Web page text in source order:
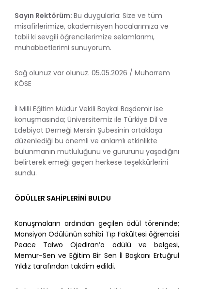
Sayın Rektörüm: Bu duygularla: Size ve tüm
misafirlerimize, akademisyen hocalarımıza ve
tabii ki sevgili öğrencilerimize selamlarımı,
muhabbetlerimi sunuyorum.
Sağ olunuz var olunuz. 05.05.2026 / Muharrem
KÖSE
İl Milli Eğitim Müdür Vekili Baykal Başdemir ise
konuşmasında; Üniversitemiz ile Türkiye Dil ve
Edebiyat Derneği Mersin Şubesinin ortaklaşa
düzenlediği bu önemli ve anlamlı etkinlikte
bulunmanın mutluluğunu ve gururunu yaşadığını
belirterek emeği geçen herkese teşekkürlerini
sundu.
ÖDÜLLER SAHİPLERİNİ BULDU
Konuşmaların ardından geçilen ödül töreninde;
Mansiyon Ödülünün sahibi Tıp Fakültesi öğrencisi
Peace Taiwo Ojediran’a ödülü ve belgesi,
Memur-Sen ve Eğitim Bir Sen İl Başkanı Ertuğrul
Yıldız tarafından takdim edildi.